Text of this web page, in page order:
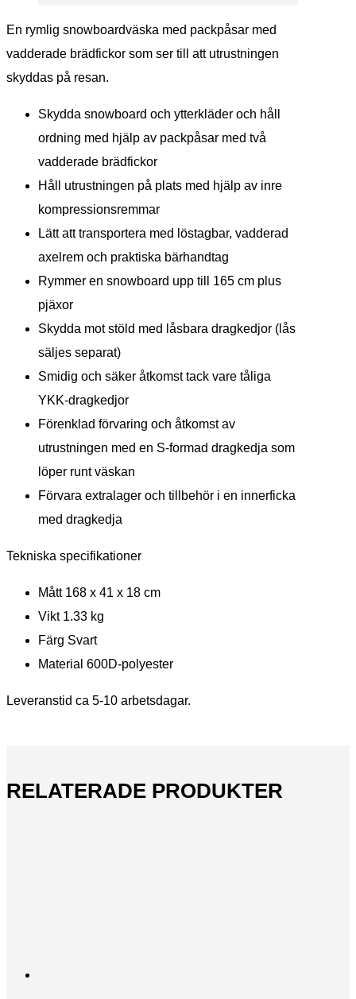
En rymlig snowboardväska med packpåsar med
vadderade brädfickor som ser till att utrustningen
skyddas på resan.
Skydda snowboard och ytterkläder och håll
ordning med hjälp av packpåsar med två
vadderade brädfickor
Håll utrustningen på plats med hjälp av inre
kompressionsremmar
Lätt att transportera med löstagbar, vadderad
axelrem och praktiska bärhandtag
Rymmer en snowboard upp till 165 cm plus
pjäxor
Skydda mot stöld med låsbara dragkedjor (lås
säljes separat)
Smidig och säker åtkomst tack vare tåliga
YKK-dragkedjor
Förenklad förvaring och åtkomst av
utrustningen med en S-formad dragkedja som
löper runt väskan
Förvara extralager och tillbehör i en innerficka
med dragkedja
Tekniska specifikationer
Mått 168 x 41 x 18 cm
Vikt 1.33 kg
Färg Svart
Material 600D-polyester
Leveranstid ca 5-10 arbetsdagar.
RELATERADE PRODUKTER